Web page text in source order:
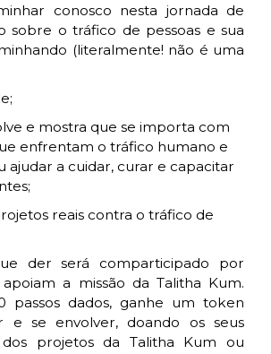
conosco nesta jornada de
sobre o tráfico de pessoas e sua
(literalmente! não é uma
e mostra que se importa com
enfrentam o tráfico humano e
ajudar a cuidar, curar e capacitar
reais contra o tráfico de
der será comparticipado por
a missão da Talitha Kum.
passos dados, ganhe um token
e se envolver, doando os seus
projetos da Talitha Kum ou